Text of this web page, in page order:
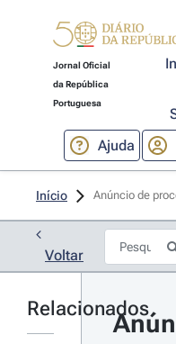
Jornal Oficial
da República
Portuguesa
Ajuda
Início Anúncio de
Voltar
Relacionados